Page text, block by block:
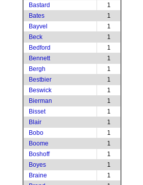
Bastard
1
Bates
1
Bayvel
1
Beck
1
Bedford
1
Bennett
1
Bergh
1
Bestbier
1
Beswick
1
Bierman
1
Bisset
1
Blair
1
Bobo
1
Boome
1
Boshoff
1
Boyes
1
Braine
1